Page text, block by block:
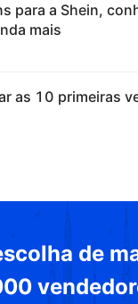
para a Shein,
mais
as 10 primeiras
de